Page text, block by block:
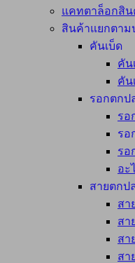
แคทตาล็อกสิน
สินค้าแยกตาม
คันเบ็ด
คัน
คัน
รอกตกป
รอ
รอ
รอ
อะ
สายตกป
สา
สา
สา
สา